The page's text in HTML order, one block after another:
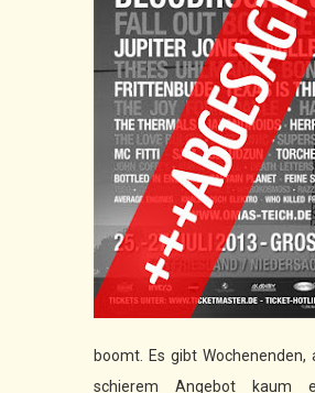
boomt. Es gibt
schierem Angebot kaum